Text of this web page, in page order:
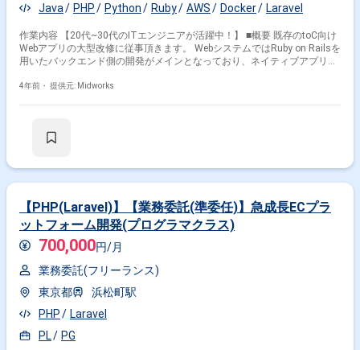
Java PHP Python Ruby AWS Docker Laravel
作業内容 【20代~30代のITエンジニアが活躍中！】 ■概要 既存のtoC向け
Webアプリの大型改修に従事頂きます。 WebシステムではRuby on Railsを
用いたバックエンド側の開発がメインとなっており、ネイティブアプリは
計/開発～テストまでをお任せできる方を募集しております。 メンバーと
Heroku、AWS ・データベース：PostgreSQL、Redis ・開発用PC：Macあ
4年前・ 提供元: Midworks
【PHP(Laravel)】【業務委託(準委任)】急成長ECプラ
ットフォーム開発(プログラマクラス)
700,000円/月
業務委託(フリーランス)
東京都
浜松町駅
PHP
Laravel
PL
PG